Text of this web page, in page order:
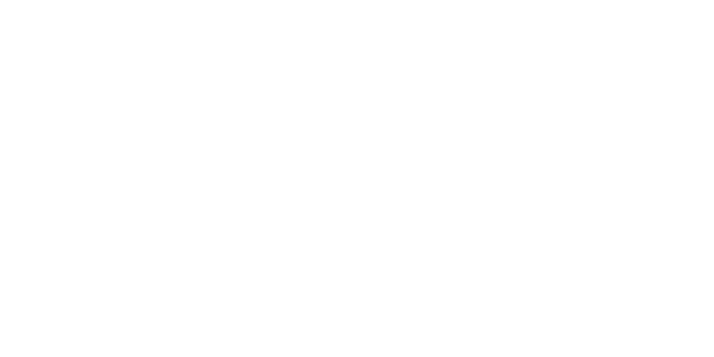
profesionales en Desarrollo Familiar
la ley 2336 del 11 de octubre de 2023 nos otorgan funciones públicas:
la profesión en Desarrollo Familiar.
previo cumplimiento de los requisitos establecidos en la ley.
darle cumplimiento a lo establecido en el Código Deontológico y Ético del ejercicio profesional en Desarrollo Familiar.